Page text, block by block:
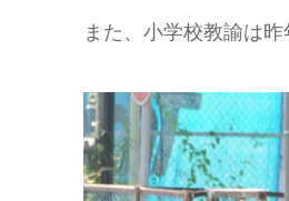
また、小学校教諭は